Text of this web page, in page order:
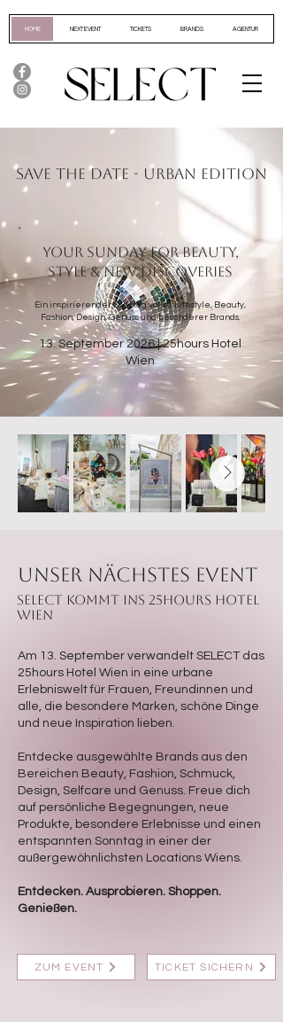
HOME NEXT EVENT TICKETS BRANDS AGENTUR
SAVE THE DATE - URBAN EDITION
YOUR SUNDAY FOR BEAUTY,
STYLE & NEW DISCOVERIES
Ein inspirierender Sonntag voller Lifestyle, Beauty,
Fashion, Design, Genuss und besonderer Brands.
13. September 2026 | 25hours Hotel
Wien
unser nächstes event
SELECT kommt ins 25hours Hotel
Wien
Am 13. September verwandelt SELECT das
25hours Hotel Wien in eine urbane
Erlebniswelt für Frauen, Freundinnen und
alle, die besondere Marken, schöne Dinge
und neue Inspiration lieben.
Entdecke ausgewählte Brands aus den
Bereichen Beauty, Fashion, Schmuck,
Design, Selfcare und Genuss. Freue dich
auf persönliche Begegnungen, neue
Produkte, besondere Erlebnisse und einen
entspannten Sonntag in einer der
außergewöhnlichsten Locations Wiens.
Entdecken. Ausprobieren. Shoppen.
Genießen.
ZUM EVENT TICKET SICHERN